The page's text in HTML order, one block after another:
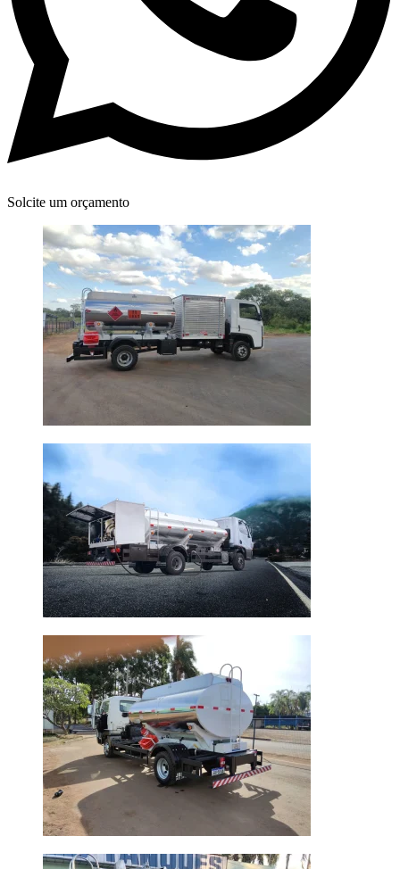
Solcite um orçamento